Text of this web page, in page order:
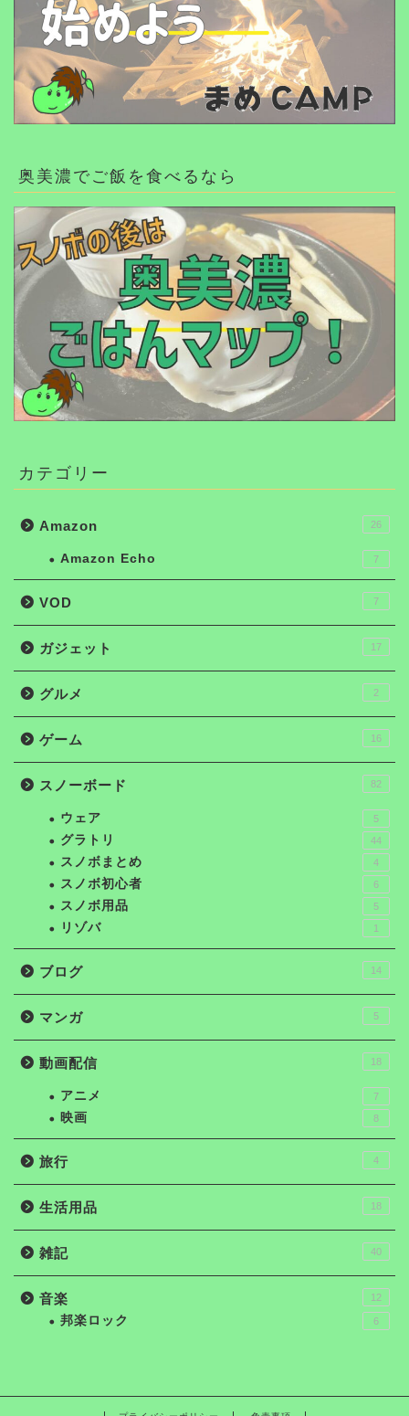
奥美濃でご飯を食べるなら
カテゴリー
Amazon 26
Amazon Echo 7
VOD 7
ガジェット 17
グルメ 2
ゲーム 16
スノーボード 82
ウェア 5
グラトリ 44
スノボまとめ 4
スノボ初心者 6
スノボ用品 5
リゾバ 1
ブログ 14
マンガ 5
動画配信 18
アニメ 7
映画 8
旅行 4
生活用品 18
雑記 40
音楽 12
邦楽ロック 6